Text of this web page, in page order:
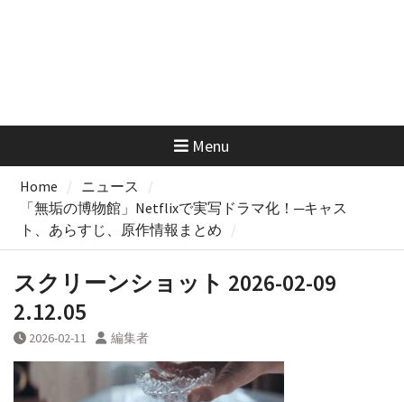
Menu
Home
ニュース
「無垢の博物館」Netflixで実写ドラマ化！─キャス
ト、あらすじ、原作情報まとめ
スクリーンショット 2026-02-09
2.12.05
2026-02-11 編集者